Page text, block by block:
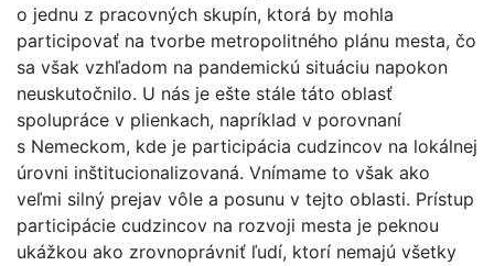
o jednu z pracovných skupín, ktorá by mohla
participovať na tvorbe metropolitného plánu mesta, čo
sa však vzhľadom na pandemickú situáciu napokon
neuskutočnilo. U nás je ešte stále táto oblasť
spolupráce v plienkach, napríklad v porovnaní
s Nemeckom, kde je participácia cudzincov na lokálnej
úrovni inštitucionalizovaná. Vnímame to však ako
veľmi silný prejav vôle a posunu v tejto oblasti. Prístup
participácie cudzincov na rozvoji mesta je peknou
ukážkou ako zrovnoprávniť ľudí, ktorí nemajú všetky